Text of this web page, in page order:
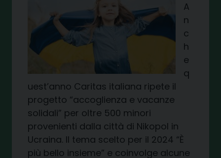
A
n
c
h
e
q
uest’anno Caritas italiana ripete il
progetto “accoglienza e vacanze
solidali” per oltre 500 minori
provenienti dalla città di Nikopol in
Ucraina. Il tema scelto per il 2024 “È
più bello insieme” e coinvolge alcune